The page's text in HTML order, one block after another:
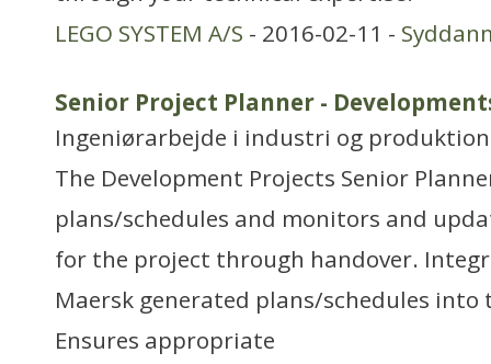
LEGO SYSTEM A/S - 2016-02-11 -
Senior Project Planner -
Ingeniørarbejde i industri og produktion
The Development Projects Senior
plans/schedules and monitors and
for the project through handover.
Maersk generated plans/schedules into
Ensures appropriate